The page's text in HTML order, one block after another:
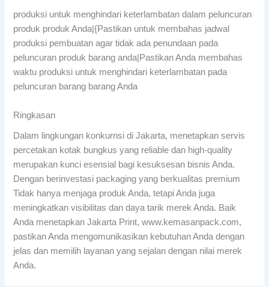
produksi untuk menghindari keterlambatan dalam peluncuran
produk produk Anda|{Pastikan untuk membahas jadwal
produksi pembuatan agar tidak ada penundaan pada
peluncuran produk barang anda|Pastikan Anda membahas
waktu produksi untuk menghindari keterlambatan pada
peluncuran barang barang Anda
Ringkasan
Dalam lingkungan konkurnsi di Jakarta, menetapkan servis
percetakan kotak bungkus yang reliable dan high-quality
merupakan kunci esensial bagi kesuksesan bisnis Anda.
Dengan berinvestasi packaging yang berkualitas premium
Tidak hanya menjaga produk Anda, tetapi Anda juga
meningkatkan visibilitas dan daya tarik merek Anda. Baik
Anda menetapkan Jakarta Print, www.kemasanpack.com,
pastikan Anda mengomunikasikan kebutuhan Anda dengan
jelas dan memilih layanan yang sejalan dengan nilai merek
Anda.